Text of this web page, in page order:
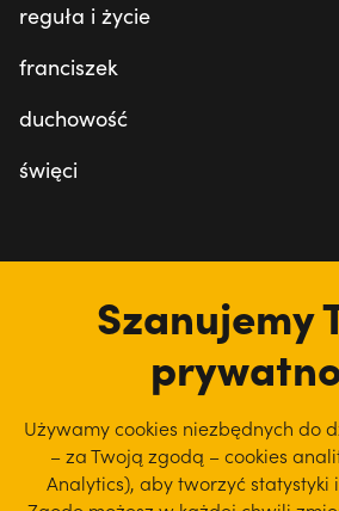
reguła i życie
franciszek
duchowość
święci
Szanujemy
Używamy cookies niezbędnych do
– za Twoją zgodą – cookies
Analytics), abytworzyć statystyki